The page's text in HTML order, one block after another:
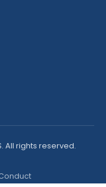
All rights reserved.